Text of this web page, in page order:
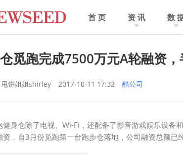
首 页 资 讯 数
觅跑完成7500万元A轮融资
甩饼姐姐shirley 2017-10-11 17:32 酷公司
健身仓除了电视、Wi-Fi，还配备了影音游戏娱乐设备
资，自3月份觅跑第一台跑步仓落地，公司融资总额已